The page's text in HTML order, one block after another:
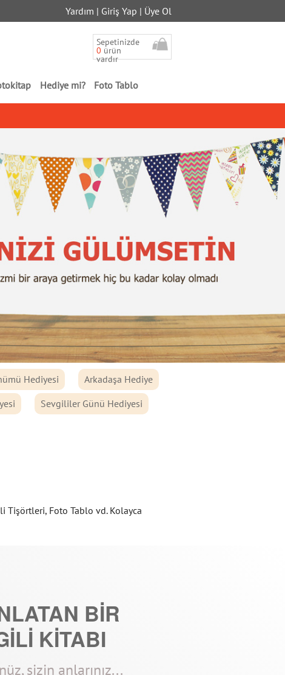
Yardım | Giriş Yap | Üye Ol
Sepetinizde
0 ürün
vardır
Hediye mi? Foto Tablo
Hediyesi
Arkadaşa Hediye
Sevgililer Günü Hediyesi
Tişörtleri, Foto Tablo vd. Kolayca
BİR
KİTABI
sizin anlarınız...